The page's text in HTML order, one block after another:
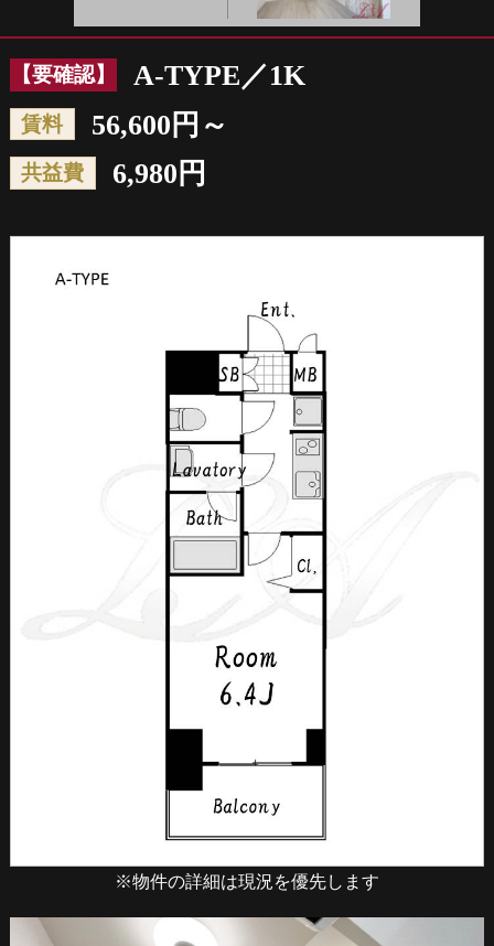
【要確認】 A-TYPE／1K
賃料 56,600円～
共益費 6,980円
※物件の詳細は現況を優先します